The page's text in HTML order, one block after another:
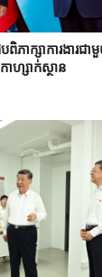
ពិភាក្សា​ការងារ
ហ្សាក់ស្ថាន​